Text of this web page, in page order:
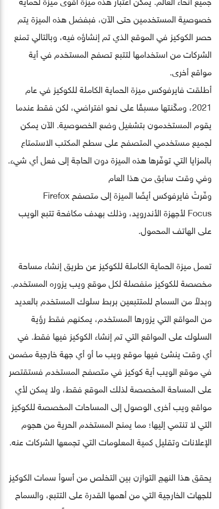
خصوصية المستخدمين حتى الآن، فبفضل هذه الميزة يتم
حصر الكوكيز في الموقع الذي تم إنشاؤه فيه، وبالتالي تمنع
الشركات من استخدامها لتتبع تصفح المستخدم في أية
مواقع أخرى.
أطلقت فايرفوكس ميزة الحماية الكاملة للكوكيز في عام
2021، ومكّنتها مسبقًا على نحو افتراضي، لكن فقط عندما
يقوم المستخدمون بتشغيل وضع الخصوصية. الآن يمكن
لجميع مستخدمي المتصفح على سطح المكتب الاستمتاع
بالمزايا التي توفّرها هذه الميزة دون الحاجة إلى فعل أي شيء.
وفي وقت سابق من هذا العام
وفّرتْ فايرفوكس أيضًا الميزة إلى متصفح Firefox
Focus لأجهزة الأندرويد، وذلك بهدف مكافحة تتبع الويب
على الهاتف المحمول.
تعمل ميزة الحماية الكاملة للكوكيز عن طريق إنشاء مساحة
مخصصة للكوكيز منفصلة لكل موقع ويب يزوره المستخدم.
وبدلاً من السماح للمتتبعين بربط سلوك المستخدم بالعديد
من المواقع التي يزورها المستخدم، يمكنهم فقط رؤية
السلوك على المواقع التي تم إنشاء الكوكيز فيها فقط. في
أي وقت ينشئ فيها موقع ويب ما أو أي جهة خارجية مضمن
في موقع الويب أية كوكيز في متصفح المستخدم فستقتصر
على المساحة المخصصة لذلك الموقع فقط، ولا يمكن لأي
مواقع ويب أخرى الوصول إلى المساحات المخصصة للكوكيز
التي لا تنتمي إليها؛ مما يمنح المستخدم الحرية من هجوم
الإعلانات وتقليل كمية المعلومات التي تجمعها الشركات عنه.
يحقق هذا النهج التوازن بين التخلص من أسوأ سمات الكوكيز
للجهات الخارجية التي من أهمها القدرة على التتبع، والسماح